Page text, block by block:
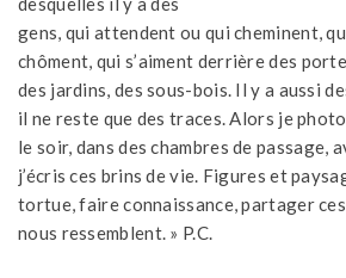
gens, qui attendent ou qui cheminent,
chôment, qui s’aiment derrière des
des jardins, des sous-bois. Il y a aussi
il ne reste que des traces. Alors je
le soir, dans des chambres de passage,
j’écris ces brins de vie. Figures et
tortue, faire connaissance, partager
nous ressemblent. » P.C.